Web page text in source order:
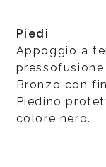
Piedi
Appoggio a
Bronzo con
Piedino
colore nero.